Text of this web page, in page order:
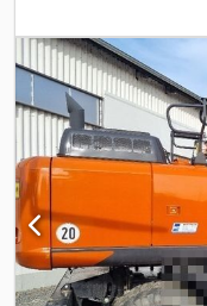
V; zabezpieczenie
wysięgnika; sprzęt
2750 mm; opony
wstępne podgrzewanie
reflektory LED;
łyżki 2,45 m;
nożyc i chwytaków;
Niemczech; w zestawie:
rowów. = Dodatkowe
000 kg Numer seryjny:
produkcji: DE W celu
kontakt z Frankiem